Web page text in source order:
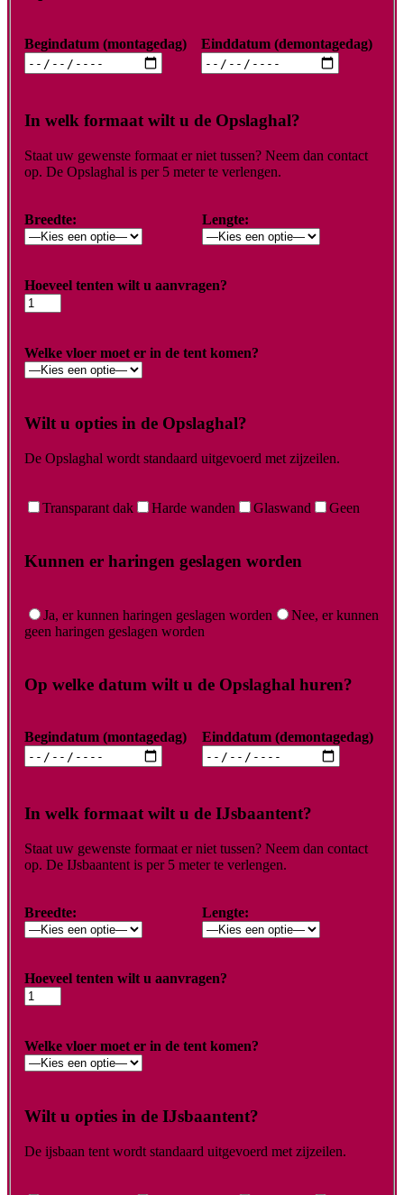
Begindatum (montagedag) Einddatum (demontagedag)
In welk formaat wilt u de Opslaghal?
Staat uw gewenste formaat er niet tussen? Neem dan contact
op. De Opslaghal is per 5 meter te verlengen.
Breedte: Lengte:
Hoeveel tenten wilt u aanvragen?
Welke vloer moet er in de tent komen?
Wilt u opties in de Opslaghal?
De Opslaghal wordt standaard uitgevoerd met zijzeilen.
Transparant dak Harde wanden Glaswand Geen
Kunnen er haringen geslagen worden
Ja, er kunnen haringen geslagen worden
Nee, er kunnen
geen haringen geslagen worden
Op welke datum wilt u de Opslaghal huren?
Begindatum (montagedag) Einddatum (demontagedag)
In welk formaat wilt u de IJsbaantent?
Staat uw gewenste formaat er niet tussen? Neem dan contact
op. De IJsbaantent is per 5 meter te verlengen.
Breedte: Lengte:
Hoeveel tenten wilt u aanvragen?
Welke vloer moet er in de tent komen?
Wilt u opties in de IJsbaantent?
De ijsbaan tent wordt standaard uitgevoerd met zijzeilen.